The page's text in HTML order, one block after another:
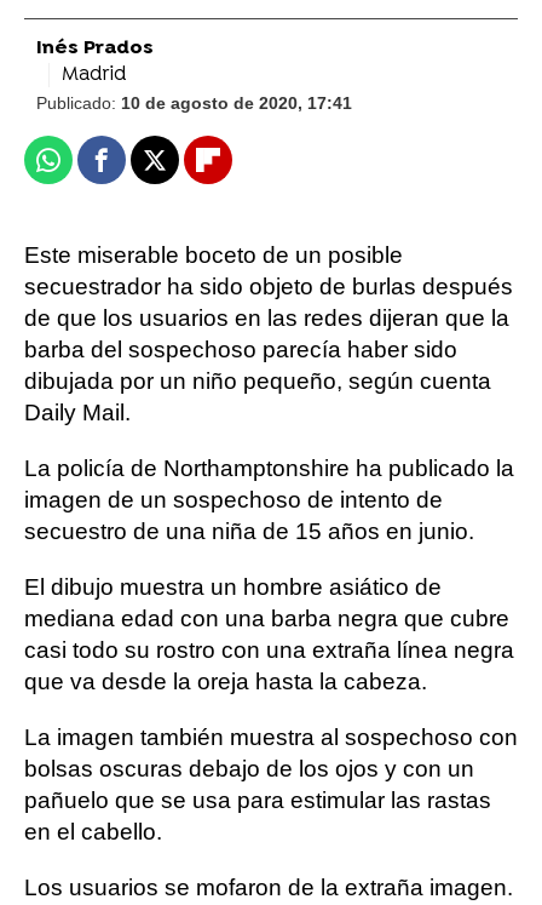
Inés Prados
Madrid
Publicado: 10 de agosto de 2020, 17:41
WhatsappFacebook
X Flipboard
Este miserable boceto de un posible
secuestrador ha sido objeto de burlas después
de que los usuarios en las redes dijeran que la
barba del sospechoso parecía haber sido
dibujada por un niño pequeño, según cuenta
Daily Mail.
La policía de Northamptonshire ha publicado la
imagen de un sospechoso de intento de
secuestro de una niña de 15 años en junio.
El dibujo muestra un hombre asiático de
mediana edad con una barba negra que cubre
casi todo su rostro con una extraña línea negra
que va desde la oreja hasta la cabeza.
La imagen también muestra al sospechoso con
bolsas oscuras debajo de los ojos y con un
pañuelo que se usa para estimular las rastas
en el cabello.
Los usuarios se mofaron de la extraña imagen.